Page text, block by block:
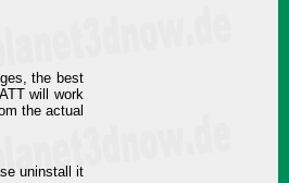
the best
will work
the actual
uninstall it